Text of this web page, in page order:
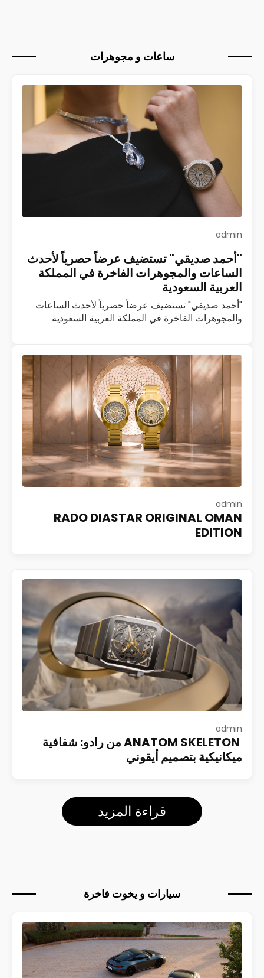
ساعات و مجوهرات
admin
"أحمد صديقي" تستضيف عرضاً حصرياً لأحدث
الساعات والمجوهرات الفاخرة في المملكة
العربية السعودية
"أحمد صديقي" تستضيف عرضاً حصرياً لأحدث الساعات
والمجوهرات الفاخرة في المملكة العربية السعودية
بوتيك أحمد صديقي…اقرأ المزيد
admin
RADO DIASTAR ORIGINAL OMAN
EDITION
admin
ANATOM SKELETON من رادو: شفافية
ميكانيكية بتصميم أيقوني
قراءة المزيد
سيارات و يخوت فاخرة